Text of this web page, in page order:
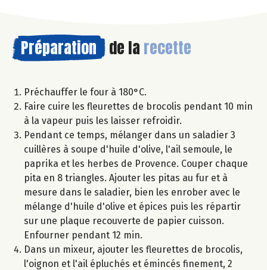
Préparation de la recette
Préchauffer le four à 180°C.
Faire cuire les fleurettes de brocolis pendant 10 min
à la vapeur puis les laisser refroidir.
Pendant ce temps, mélanger dans un saladier 3
cuillères à soupe d'huile d'olive, l'ail semoule, le
paprika et les herbes de Provence. Couper chaque
pita en 8 triangles. Ajouter les pitas au fur et à
mesure dans le saladier, bien les enrober avec le
mélange d'huile d'olive et épices puis les répartir
sur une plaque recouverte de papier cuisson.
Enfourner pendant 12 min.
Dans un mixeur, ajouter les fleurettes de brocolis,
l'oignon et l'ail épluchés et émincés finement, 2